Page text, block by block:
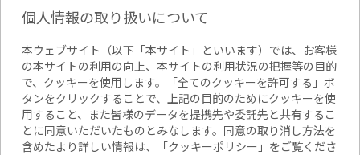
関連サイト
個人情報の取り扱いについて
本ウェブサイト（以下「本サイト」といいます）では、お客様
の本サイトの利用の向上、本サイトの利用状況の把握等の目的
で、クッキーを使用します。「全てのクッキーを許可する」ボ
タンをクリックすることで、上記の目的のためにクッキーを使
用すること、また皆様のデータを提携先や委託先と共有するこ
とに同意いただいたものとみなします。同意の取り消し方法を
含めたより詳しい情報は、「 クッキーポリシー 」をご覧くださ